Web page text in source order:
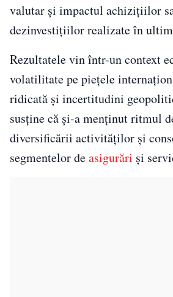
valutar și impactul achizițiilor
dezinvestițiilor realizate în
Rezultatele vin într-un context
volatilitate pe piețele
ridicată și incertitudini
susține că și-a menținut ritmul
diversificării activităților și
segmentelor deasigurări și